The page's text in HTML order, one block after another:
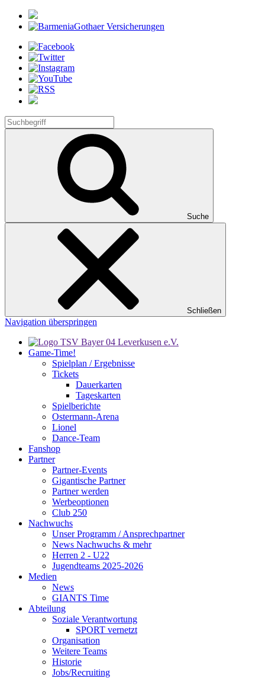
Suche
Schließen
Navigation überspringen
Game-Time!
Spielplan / Ergebnisse
Tickets
Dauerkarten
Tageskarten
Spielberichte
Ostermann-Arena
Lionel
Dance-Team
Fanshop
Partner
Partner-Events
Gigantische Partner
Partner werden
Werbeoptionen
Club 250
Nachwuchs
Unser Programm / Ansprechpartner
News Nachwuchs & mehr
Herren 2 - U22
Jugendteams 2025-2026
Medien
News
GIANTS Time
Abteilung
Soziale Verantwortung
SPORT vernetzt
Organisation
Weitere Teams
Historie
Jobs/Recruiting